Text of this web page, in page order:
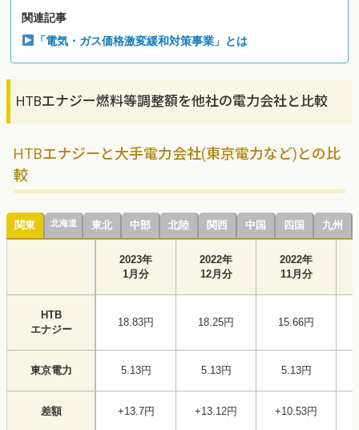
関連記事
「電気・ガス価格激変緩和対策事業」とは
HTBエナジー燃料等調整額を他社の電力会社と比較
HTBエナジーと大手電力会社(東京電力など)との比
較
関東 北海道 東北 中部 北陸 関西 中国 四国 九州
2023年
1月分
2022年
12月分
2022年
11月分
HTB
エナジー
18.83円 18.25円 15.66円
東京電力 5.13円 5.13円 5.13円
差額 +13.7円 +13.12円 +10.53円